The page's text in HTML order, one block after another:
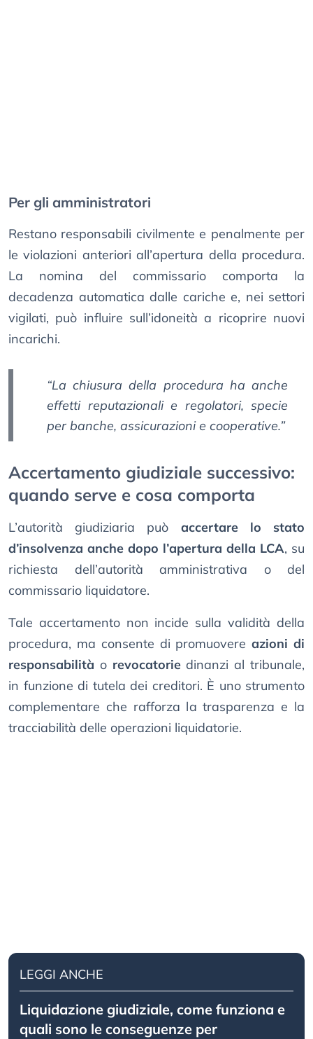
Per gli amministratori
Restano responsabili civilmente e penalmente per
le violazioni anteriori all’apertura della procedura.
La nomina del commissario comporta la
decadenza automatica dalle cariche e, nei settori
vigilati, può influire sull’idoneità a ricoprire nuovi
incarichi.
“La chiusura della procedura ha anche
effetti reputazionali e regolatori, specie
per banche, assicurazioni e cooperative.”
Accertamento giudiziale successivo:
quando serve e cosa comporta
L’autorità giudiziaria può accertare lo stato
d’insolvenza anche dopo l’apertura della LCA, su
richiesta dell’autorità amministrativa o del
commissario liquidatore.
Tale accertamento non incide sulla validità della
procedura, ma consente di promuovereazioni di
responsabilità o revocatoriedinanzi al tribunale,
in funzione di tutela dei creditori. È uno strumento
complementare che rafforza la trasparenza e la
tracciabilità delle operazioni liquidatorie.
LEGGI ANCHE
Liquidazione giudiziale, come funziona e
quali sono le conseguenze per